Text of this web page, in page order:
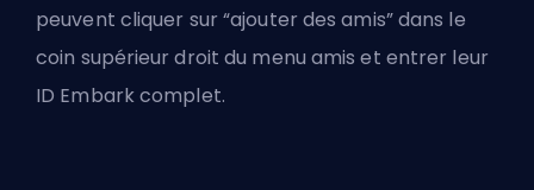
peuvent cliquer sur “ajouter des amis” dans le
coin supérieur droit du menu amis et entrer leur
ID Embark complet.